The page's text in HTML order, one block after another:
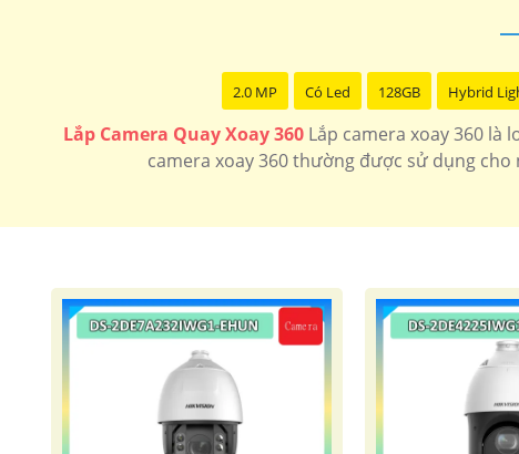
🌟 camera xoay 360 nhỏ gọn
Camera xoay 360 wifi Camera xoay 360
2.0 MP Có Led 128GB Hybrid
Lắp Camera Quay Xoay 360 Lắp camera xoay 360 là
camera xoay 360 thường được sử dụng